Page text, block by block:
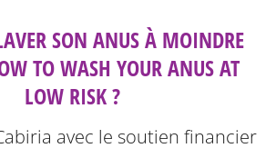
SON ANUS À MOINDRE
TO WASH YOUR ANUS AT
LOW RISK ?
avec le soutien financier